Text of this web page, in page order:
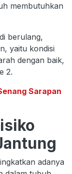
membutuhkan
berulang,
yaitu kondisi
dengan baik,
2.
Sarapan
adanya